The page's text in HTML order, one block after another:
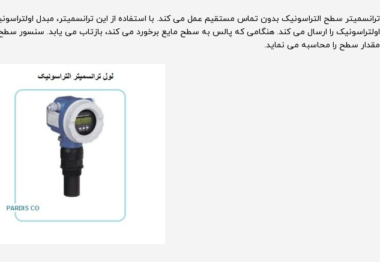
ترانسمیتر سطح التراسونیک بدون تماس مستقیم عمل می کند. با استفاده از این ترانسمیتر، مبدل
اولتراسونیک را ارسال می کند. هنگامی که پالس به سطح مایع برخورد می کند، بازتاب می یابد. سنسور
مقدار سطح را محاسبه می نماید.